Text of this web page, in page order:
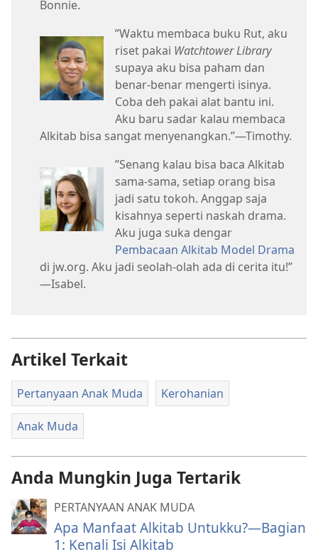
Bonnie.
”Waktu membaca buku Rut, aku
riset pakai Watchtower Library
supaya aku bisa paham dan
benar-benar mengerti isinya.
Coba deh pakai alat bantu ini.
Aku baru sadar kalau membaca
Alkitab bisa sangat menyenangkan.”​—Timothy.
”Senang kalau bisa baca Alkitab
sama-sama, setiap orang bisa
jadi satu tokoh. Anggap saja
kisahnya seperti naskah drama.
Aku juga suka dengar
Pembacaan Alkitab Model Drama
di jw.org. Aku jadi seolah-olah ada di cerita itu!”​
—Isabel.
Artikel Terkait
Pertanyaan Anak Muda Kerohanian
Anak Muda
Anda Mungkin Juga Tertarik
PERTANYAAN ANAK MUDA
Apa Manfaat Alkitab Untukku?​—Bagian
1: Kenali Isi Alkitab